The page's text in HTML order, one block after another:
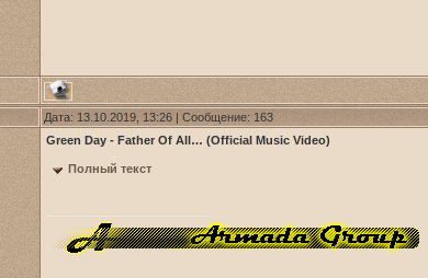
Дата: 13.10.2019, 13:26 | Сообщение: 163
Green Day - Father Of All… (Official Music Video)
Полный текст